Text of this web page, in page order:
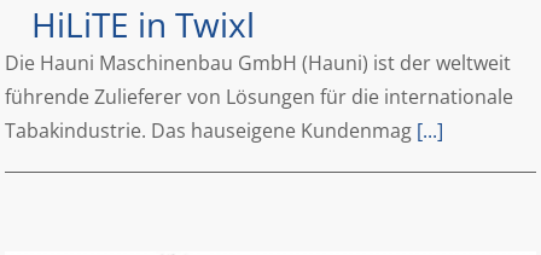
HiLiTE in Twixl
Die Hauni Maschinenbau GmbH (Hauni) ist der weltweit
führende Zulieferer von Lösungen für die internationale
Tabakindustrie. Das hauseigene Kundenmag [...]